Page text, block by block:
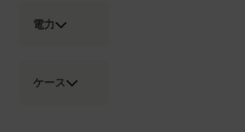
電力
ケース